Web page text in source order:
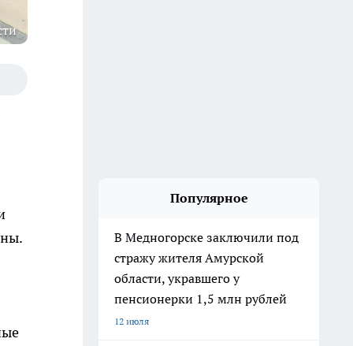
Популярное
В Медногорске заключили под
стражу жителя Амурской
области, укравшего у
пенсионерки 1,5 млн рублей
12 июля